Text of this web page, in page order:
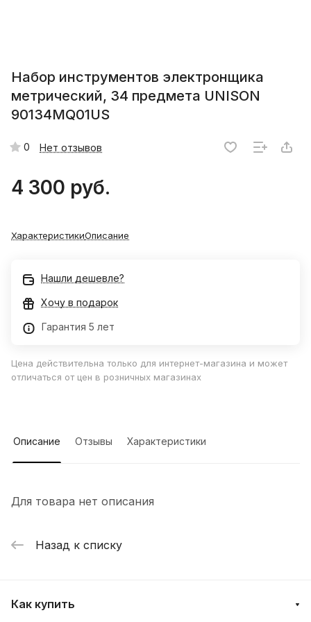
Набор инструментов электронщика
метрический, 34 предмета UNISON
90134MQ01US
0 Нет отзывов
4 300 руб.
ХарактеристикиОписание
Нашли дешевле?
Хочу в подарок
Гарантия 5 лет
Цена действительна только для интернет-магазина и может
отличаться от цен в розничных магазинах
Описание Отзывы Характеристики
Для товара нет описания
Назад к списку
Как купить